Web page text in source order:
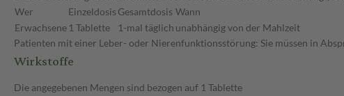
Wer
Einzeldosis Gesamtdosis Wann
Erwachsene 1 Tablette 1-mal täglich unabhängig von der Mahlzeit
Patienten mit einer Leber- oder Nierenfunktionsstörung: Sie müssen in
Wirkstoffe
Die angegebenen Mengen sind bezogen auf 1 Tablette